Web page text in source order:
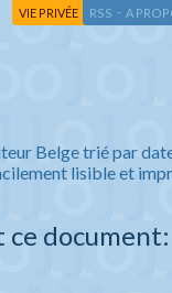
VIE PRIVÉE RSS - A
Belge trié par
lisible et
document: